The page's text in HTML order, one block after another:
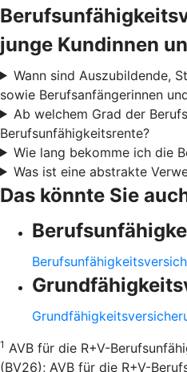
junge Kundinnen
Wann sind Auszubildende,
sowie Berufsanfängerinnen
Ab welchem Grad der
Berufsunfähigkeitsrente?
Wie lang bekomme ich die
Was ist eine abstrakte
Das könnte Sie
1 AVB für die R+V-
(BV26); AVB für die R+V-